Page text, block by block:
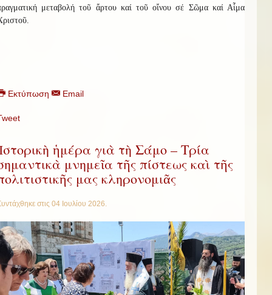
μεταβολή τοῦ ἄρτου καί τοῦ οἴνου σέ Σῶμα καί Αἷμα
Εκτύπωση Email
ἡμέρα γιὰ τὴ Σάμο – Τρία
μνημεῖα τῆς πίστεως καὶ τῆς
μας κληρονομιᾶς
στις 04 Ιουλίου 2026.